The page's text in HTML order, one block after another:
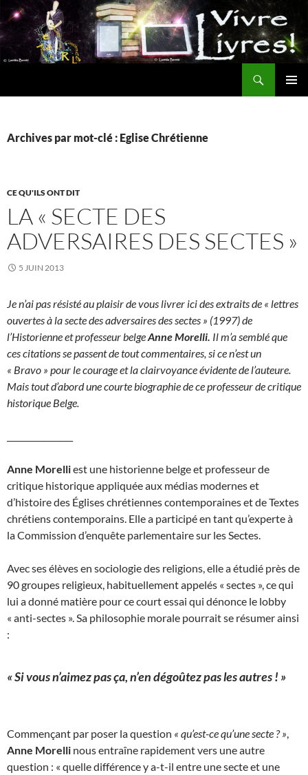
Aller
au
contenu
Archives par mot-clé : Eglise Chrétienne
CE QU'ILS ONT DIT
LA « SECTE DES
ADVERSAIRES DES SECTES »
5 JUIN 2013
Je n’ai pas résisté au plaisir de vous livrer ici des extraits de « lettres
ouvertes à la secte des adversaires des sectes » (1997) de
l’Historienne et professeur belgeAnne Morelli. Il m’a semblé que
ces citations se passent de tout commentaires, si ce n’est un
« Bravo » pour le courage et la clairvoyance évidente de l’auteure.
Mais tout d’abord une courte biographie de ce professeur de critique
historique Belge.
Anne Morelliest une historienne belge et professeur de
critique historique appliquée aux médias modernes et
d’histoire des Églises chrétiennes contemporaines et de Textes
chrétiens contemporains. Elle a participé en tant qu’experte à
la Commission d’enquête parlementaire sur les Sectes.
Avec ses élèves en sociologie des religions, elle a étudié près de
90 groupes religieux, habituellement appelés « sectes », ce qui
lui a donné matière pour ce court essai qui dénonce le lobby
« anti-sectes ». Sa philosophie morale pourrait se résumer ainsi
:
« Si vous n’aimez pas ça, n’en dégoûtez pas les autres ! »
Commençant par poser la question « qu’est-ce qu’une secte ? »
Anne Morelli nous entraîne rapidement vers une autre
question : « quelle différence y a-t-il entre une secte et une